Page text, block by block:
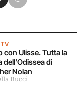
TV
con Ulisse. Tutta la
dell’Odissea di
Nolan
Bucci